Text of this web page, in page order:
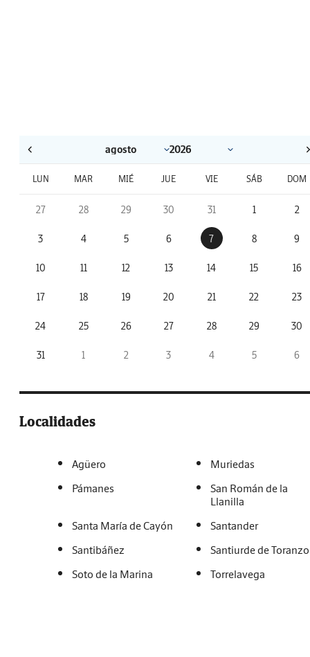
LUN MAR MIÉ JUE VIE SÁB DOM
27 28 29 30 31 1 2
3 4 5 6 7 8 9
10 11 12 13 14 15 16
17 18 19 20 21 22 23
24 25 26 27 28 29 30
31 1 2 3 4 5 6
Localidades
Agüero
Muriedas
Pámanes
San Román de la
Llanilla
Santa María de Cayón
Santander
Santibáñez
Santiurde de Toranzo
Soto de la Marina
Torrelavega